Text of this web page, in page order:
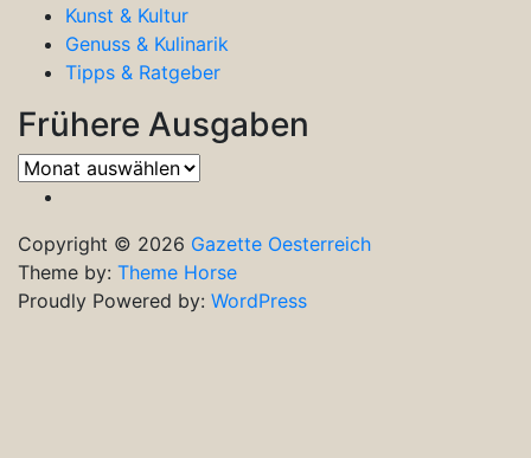
Kunst & Kultur
Genuss & Kulinarik
Tipps & Ratgeber
Frühere Ausgaben
Frühere
Ausgaben
Copyright © 2026 Gazette Oesterreich
Theme by: Theme Horse
Proudly Powered by: WordPress